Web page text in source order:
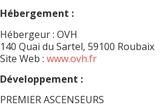
Hébergement :
Hébergeur : OVH
140 Quai du Sartel, 59100 Roubaix
Site Web : www.ovh.fr
Développement :
PREMIER ASCENSEURS